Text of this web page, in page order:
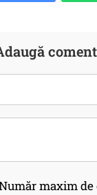
maxim de